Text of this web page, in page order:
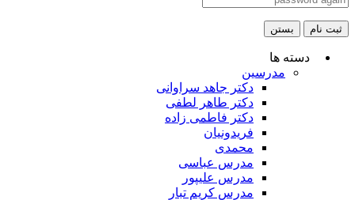
ثبت نام بستن
دسته ها
مدرسین
دکتر جاهد سراوانی
دکتر طاهر لطفی
دکتر فاطمی زاده
فریدونیان
محمدی
مدرس عباسی
مدرس علیپور
مدرس کریم تبار